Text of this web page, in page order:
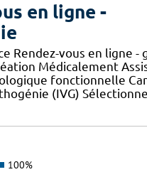
en ligne -
Rendez-vous en ligne -
Médicalement
fonctionnelle
(IVG)
100%